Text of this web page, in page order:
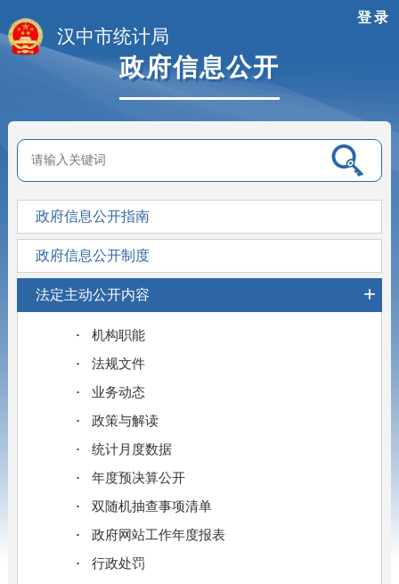
登录
汉中市统计局
政府信息公开
政府信息公开指南
政府信息公开制度
法定主动公开内容 +
机构职能
法规文件
业务动态
政策与解读
统计月度数据
年度预决算公开
双随机抽查事项清单
政府网站工作年度报表
行政处罚